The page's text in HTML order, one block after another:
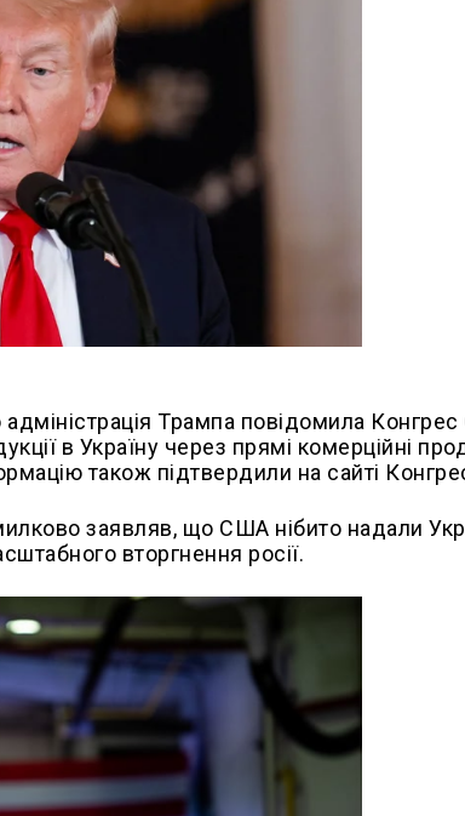
Трампа повідомила
в Україну через прямі комерційні
також підтвердили на сайті
заявляв, що США нібито надали
вторгнення росії.